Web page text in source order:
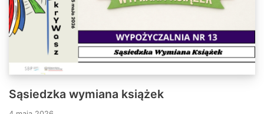
Sąsiedzka wymiana książek